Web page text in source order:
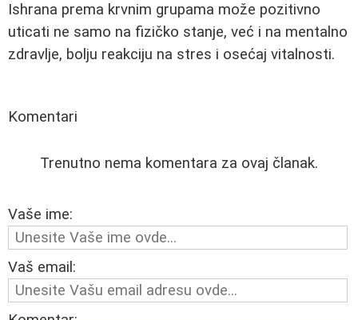
Ishrana prema krvnim grupama može pozitivno
uticati ne samo na fizičko stanje, već i na mentalno
zdravlje, bolju reakciju na stres i osećaj vitalnosti.
Komentari
Trenutno nema komentara za ovaj članak.
Vaše ime:
Vaš email: